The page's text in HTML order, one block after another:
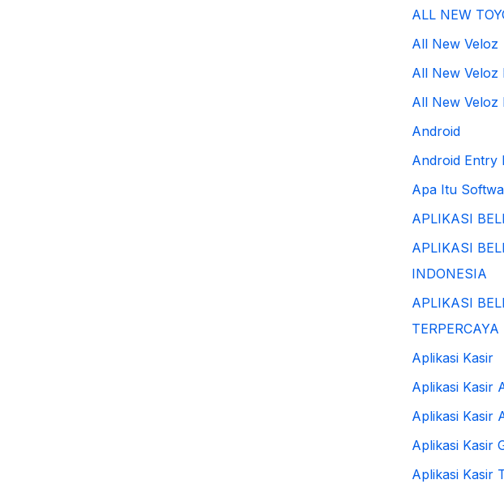
ALL NEW
All New Veloz
All New Veloz
All New Veloz
Android
Android Entry
Apa Itu
APLIKASI
APLIKASI
INDONESIA
APLIKASI
TERPERCAYA
Aplikasi Kasir
Aplikasi Kasir
Aplikasi Kasir
Aplikasi Kasir
Aplikasi Kasir